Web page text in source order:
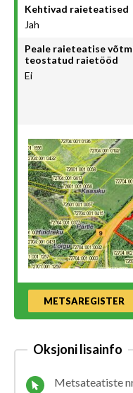
Kehtivad raieteatised
Jah
Peale raieteatise
teostatud raietööd
Ei
METSAREGISTER
Oksjoni lisainfo
Metsateatiste